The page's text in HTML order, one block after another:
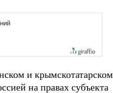
и крымскотатарском
на правах субъекта